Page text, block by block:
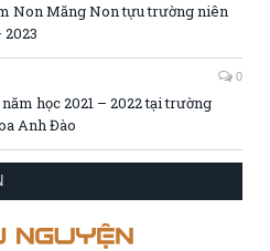
Non Măng Non tựu trường niên
0
học 2021 – 2022 tại trường
Anh Đào